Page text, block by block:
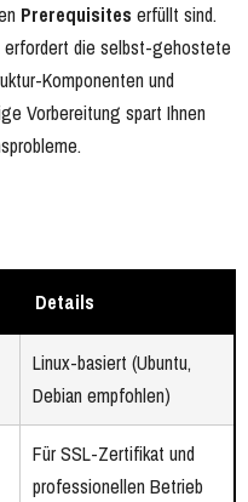
Prerequisites erfüllt sind.
die selbst-gehostete
Komponenten und
Vorbereitung spart Ihnen
Details
Linux-basiert (Ubuntu,
Debian empfohlen)
Für SSL-Zertifikat und
professionellen Betrieb